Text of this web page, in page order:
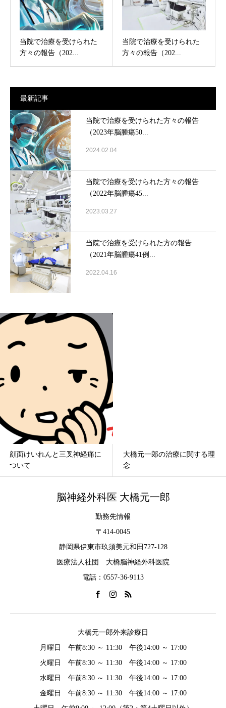
当院で治療を受けられた
方々の報告（202...
当院で治療を受けられた
方々の報告（202...
最新記事
当院で治療を受けられた方々の報告
（2023年脳腫瘍50...
2024.02.04
当院で治療を受けられた方々の報告
（2022年脳腫瘍45...
2023.03.27
当院で治療を受けられた方の報告
（2021年脳腫瘍41例...
2022.04.16
顔面けいれんと三叉神経痛に
ついて
大橋元一郎の治療に関する理
念
脳神経外科医 大橋元一郎
勤務先情報
〒414-0045
静岡県伊東市玖須美元和田727-128
医療法人社団 大橋脳神経外科医院
電話：0557-36-9113
大橋元一郎外来診療日
月曜日 午前8:30 ～ 11:30 午後14:00 ～ 17:00
火曜日 午前8:30 ～ 11:30 午後14:00 ～ 17:00
水曜日 午前8:30 ～ 11:30 午後14:00 ～ 17:00
金曜日 午前8:30 ～ 11:30 午後14:00 ～ 17:00